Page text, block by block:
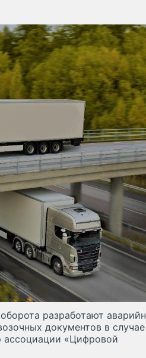
разработают
документов в случае
ассоциации «Цифровой